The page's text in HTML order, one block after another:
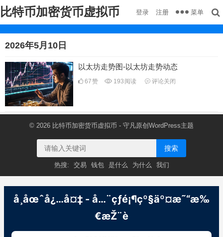
比特币加密货币虚拟币 登录 注册 菜单
2026年5月10日
以太坊走势图-以太坊走势动态
67赞 193 阅读 评论关闭
© 2026 比特币加密货币虚拟币 - 守凡原创 WordPress主题
搜索
热搜: 交易 钱包 是什么 为什么 我们